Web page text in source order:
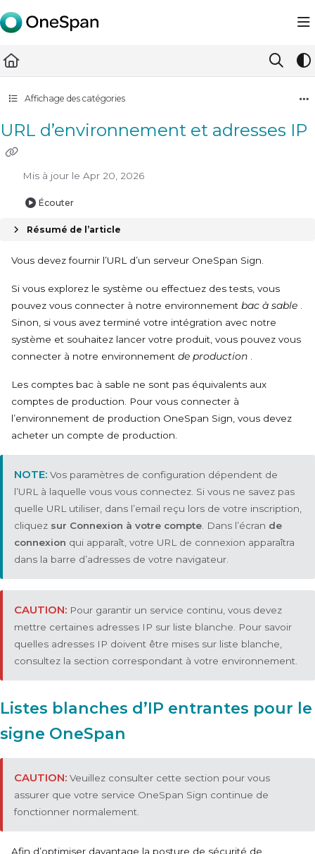
Documentation Index
Fetch the complete documentation index at: https://
Use this file to discover all available pages before exploring
Affichage des catégories
URL d’environnement et adresses IP
Mis à jour le Apr 20, 2026
Écouter
Résumé de l’article
Vous devez fournir l’URL d’un serveur OneSpan Sign.
Si vous explorez le système ou effectuez des tests, vous
pouvez vous connecter à notre environnement bac à sable
Sinon, si vous avez terminé votre intégration avec notre
système et souhaitez lancer votre produit, vous pouvez vous
connecter à notre environnement de production
Les comptes bac à sable ne sont pas équivalents aux
comptes de production. Pour vous connecter à
l’environnement de production OneSpan Sign, vous devez
acheter un compte de production.
Vos paramètres de configuration dépendent de
l’URL à laquelle vous vous connectez. Si vous ne savez pas
quelle URL utiliser, dans l’email reçu lors de votre inscription,
cliquez sur Connexion à votre compte . Dans l’écran de
connexion qui apparaît, votre URL de connexion apparaîtra
dans la barre d’adresses de votre navigateur.
Pour garantir un service continu, vous devez
mettre certaines adresses IP sur liste blanche. Pour savoir
quelles adresses IP doivent être mises sur liste blanche,
consultez la section correspondant à votre environnement.
Listes blanches d’IP entrantes pour le
signe OneSpan
Veuillez consulter cette section pour vous
assurer que votre service OneSpan Sign continue de
fonctionner normalement.
Afin d’optimiser davantage la posture de sécurité de